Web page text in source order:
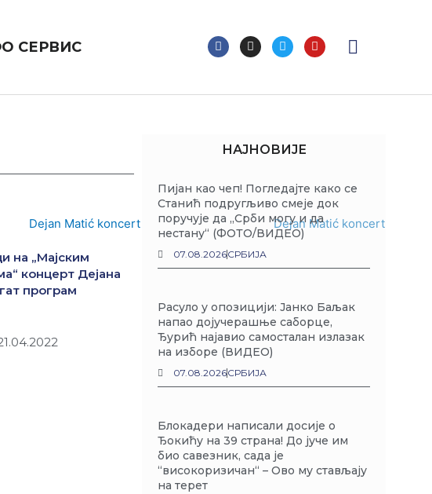
СЕРВИС F
a
o
I
n
g
T
w
e
Y
o
b
на „Мајским
концерт Дејана
програм
НАЈНОВИЈЕ
Пијан као чеп! Погледајте како се
Станић подругљиво смеје док
поручује да „Срби могу и да
нестану“ (ФОТО/ВИДЕО)
07.08.2026СРБИЈА
Расуло у опозицији: Јанко Баљак
напао дојучерашње саборце,
Ђурић најавио самосталан излазак
на изборе (ВИДЕО)
07.08.2026СРБИЈА
Блокадери написали досије о
Ђокићу на 39 страна! До јуче им
био савезник, сада је
“високоризичан“ – Ово му стављају
на терет